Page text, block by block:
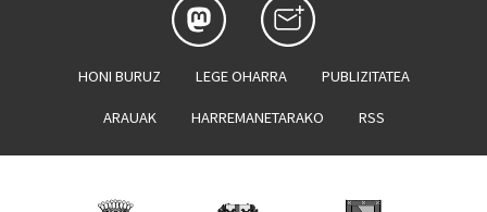
HONI BURUZ LEGE OHARRA PUBLIZITATEA
ARAUAK HARREMANETARAKO RSS